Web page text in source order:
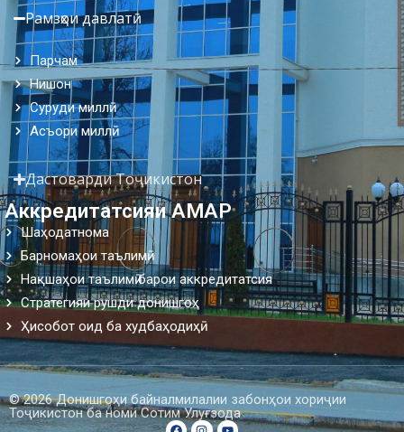
Рамзҳои давлатӣ
Парчам
Нишон
Суруди миллӣ
Асъори миллӣ
Дастоварди Тоҷикистон
Аккредитатсияи АМАР
Шаҳодатнома
Барномаҳои таълимӣ
Нақшаҳои таълимӣ барои аккредитатсия
Стратегияи рушди донишгоҳ
Ҳисобот оид ба худбаҳодиҳӣ
© 2026 Донишгоҳи байналмилалии забонҳои хориҷии
Тоҷикистон ба номи Сотим Улуғзода